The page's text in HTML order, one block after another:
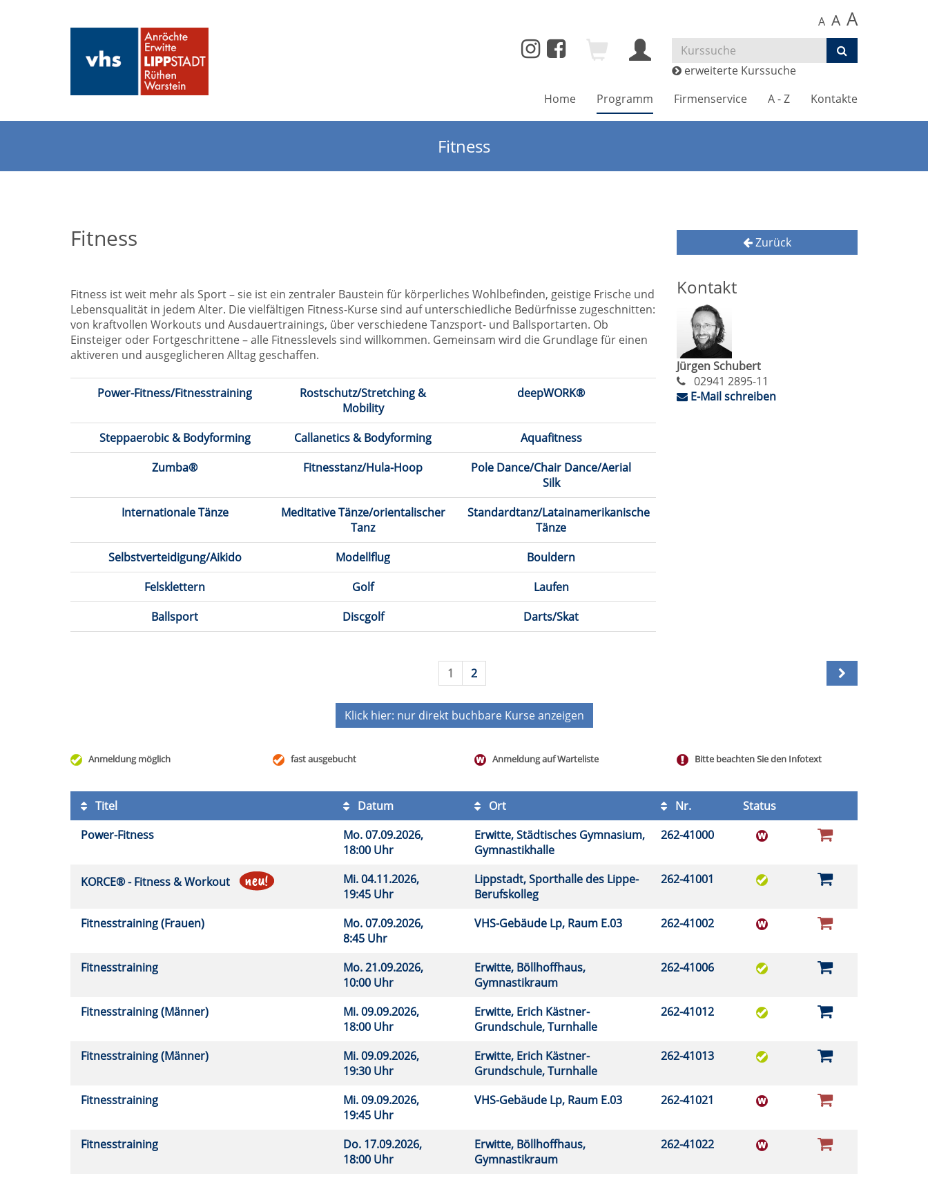
A A A
erweiterte Kurssuche
Home
Programm Firmenservice A - Z Kontakte
Fitness
Fitness Zurück
Fitness ist weit mehr als Sport – sie ist ein zentraler Baustein für körperliches Wohlbefinden, geistige Frische und
Lebensqualität in jedem Alter. Die vielfältigen Fitness-Kurse sind auf unterschiedliche Bedürfnisse zugeschnitten:
von kraftvollen Workouts und Ausdauertrainings, über verschiedene Tanzsport- und Ballsportarten. Ob
Einsteiger oder Fortgeschrittene – alle Fitnesslevels sind willkommen. Gemeinsam wird die Grundlage für einen
aktiveren und ausgeglicheren Alltag geschaffen.
Power-Fitness/Fitnesstraining
Rostschutz/Stretching &
Mobility
deepWORK®
Steppaerobic & Bodyforming Callanetics & Bodyforming
Aquafitness
Zumba®
Fitnesstanz/Hula-Hoop
Pole Dance/Chair Dance/Aerial
Silk
Internationale Tänze
Meditative Tänze/orientalischer
Tanz
Standardtanz/Latainamerikanische
Tänze
Selbstverteidigung/Aikido
Modellflug
Bouldern
Felsklettern
Golf
Laufen
Ballsport
Discgolf Darts/Skat
Kontakt
Jürgen Schubert
02941 2895-11
E-Mail schreiben
1 2
Klick hier: nur direkt buchbareKurse anzeigen
Anmeldung möglich fast ausgebucht Anmeldung auf Warteliste Bitte beachten Sie den Infotext
Titel Datum Ort Nr.
Status
Power-Fitness
Mo.07.09.2026,
18:00 Uhr
Erwitte, Städtisches Gymnasium,
Gymnastikhalle
262-41000
KORCE® - Fitness & Workout Mi.04.11.2026,
19:45 Uhr
Lippstadt, Sporthalle des Lippe-
Berufskolleg
262-41001
Fitnesstraining (Frauen) Mo.07.09.2026,
8:45 Uhr
VHS-Gebäude Lp, Raum E.03 262-41002
Fitnesstraining Mo.21.09.2026,
10:00 Uhr
Erwitte, Böllhoffhaus,
Gymnastikraum
262-41006
Fitnesstraining (Männer) Mi.09.09.2026,
18:00 Uhr
Erwitte, Erich Kästner-
Grundschule, Turnhalle
262-41012
Fitnesstraining (Männer) Mi.09.09.2026,
19:30 Uhr
Erwitte, Erich Kästner-
Grundschule, Turnhalle
262-41013
Fitnesstraining Mi.09.09.2026,
19:45 Uhr
VHS-Gebäude Lp, Raum E.03 262-41021
Fitnesstraining Do. 17.09.2026,
18:00 Uhr
Erwitte, Böllhoffhaus,
Gymnastikraum
262-41022